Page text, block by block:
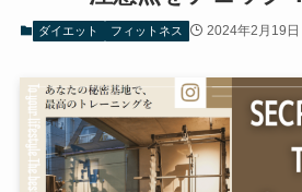
ダイエット フィットネス 2024年2月19日